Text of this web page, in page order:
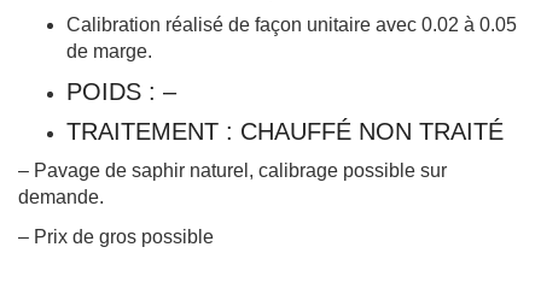
Calibration réalisé de façon unitaire avec 0.02 à 0.05
de marge.
POIDS : –
TRAITEMENT : CHAUFFÉ NON TRAITÉ
– Pavage de saphir naturel, calibrage possible sur
demande.
– Prix de gros possible